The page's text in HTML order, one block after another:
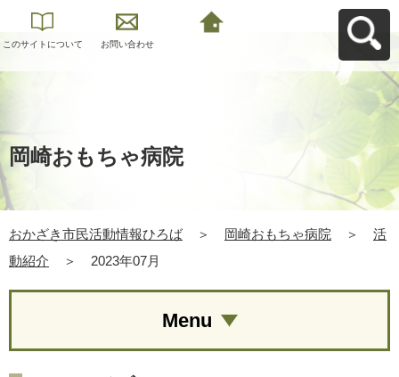
このサイトについて お問い合わせ
岡崎おもちゃ病院
おかざき市民活動情報ひろば ＞ 岡崎おもちゃ病院 ＞
活
動紹介
＞ 2023年07月
Menu